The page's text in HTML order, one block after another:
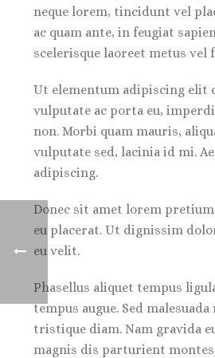
neque lorem, tincidunt vel
ac quam ante, in feugiat
scelerisque laoreet metus vel
Ut elementum adipiscing elit
vulputate ac porta eu,
non. Morbi quam mauris,
vulputate sed, lacinia id mi.
adipiscing.
Donec sit amet lorem
eu placerat. Ut dignissim
eu velit.
Phasellus aliquet tempus
tempus augue. Sed
tristique diam. Nam gravida
magnis dis parturient